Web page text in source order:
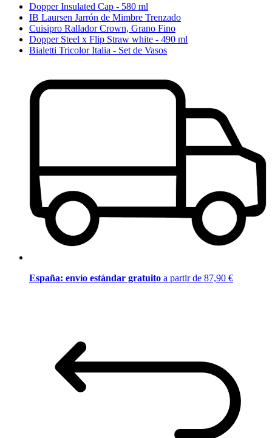
Dopper Insulated Cap - 580 ml
IB Laursen Jarrón de Mimbre Trenzado
Cuisipro Rallador Crown, Grano Fino
Dopper Steel x Flip Straw white - 490 ml
Bialetti Tricolor Italia - Set de Vasos
España: envío estándar gratuito a partir de 87,90 €